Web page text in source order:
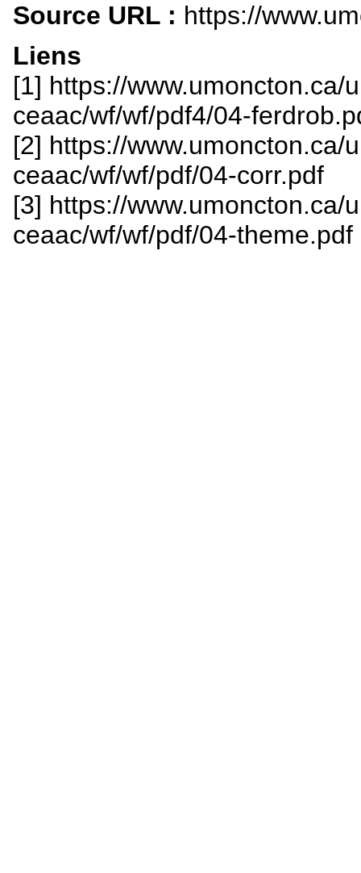
Source URL : https://
Liens
[1] https://www.umoncton.ca/
ceaac/wf/wf/pdf4/04-
[2] https://www.umoncton.ca/
ceaac/wf/wf/pdf/04-corr.pdf
[3] https://www.umoncton.ca/
ceaac/wf/wf/pdf/04-theme.pdf